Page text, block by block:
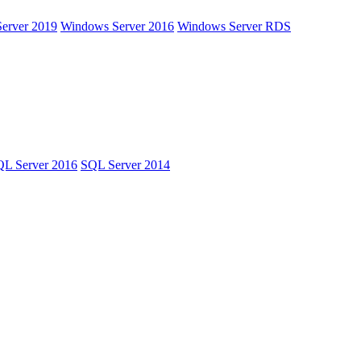
2019 Windows Server 2016 Windows Server RDS
Server 2016 SQL Server 2014